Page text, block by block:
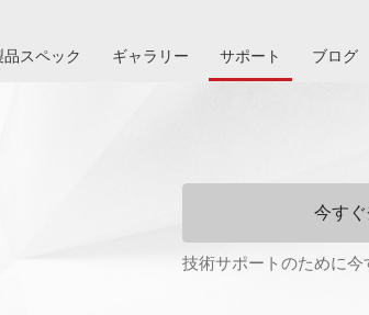
品スペック ギャラリー サポート ブログ
今す
技術サポートのために今